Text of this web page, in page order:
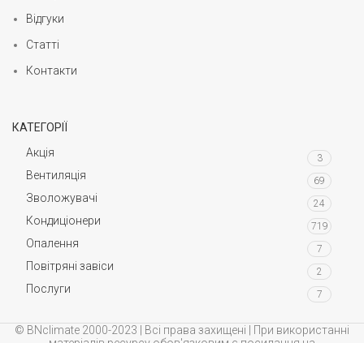
Відгуки
Статті
Контакти
КАТЕГОРІЇ
Акція
3
Вентиляція 69
Зволожувачі 24
Кондиціонери 719
Опалення 7
Повітряні завіси 2
Послуги 7
© BNclimate 2000-2023 | Всі права захищені | При використанні